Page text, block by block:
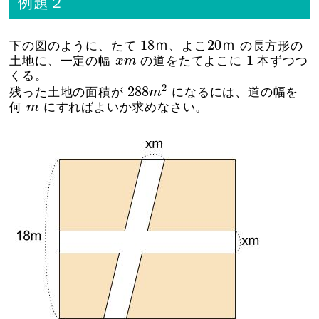
下の図のように、たて 18ｍ
18
、よこ 20ｍ
20
の長方形の
土地に、一定の幅 xm
xmの道をたてよこに 1
1 本ずつつ
くる。
残った土地の面積が 288m2
288 m2
になるには、道の幅を
何m
m にすればよいか求めなさい。